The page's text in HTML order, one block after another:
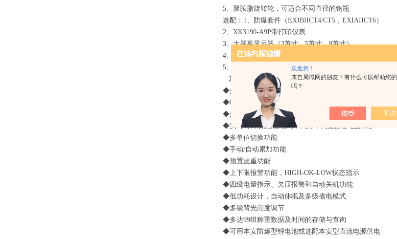
欢迎您！
来自局域网的朋友！有什么可以帮助您的
吗？
5、聚胺脂旋转轮，可适合不同直径的钢瓶
选配：1、防爆套件（EXIBIICT4/CT5，EXIAIICT6）
2、XK3190-A9P带打印仪表
3、大屏幕显示器（3英寸，5英寸，8英寸）
4、称重管理软件
5、防浪涌电源保护器、UPS不间断电源
基本功能：
◆多功能LCD显示窗
◆峰值保持、畜牧秤功能
◆外接串口打印功能
◆实时时钟功能,自动闰年闰月，内置自备电源保护
◆多单位切换功能
◆手动/自动累加功能
◆预置皮重功能
◆上下限报警功能，HIGH-OK-LOW状态指示
◆四级电量指示、欠压报警和自动关机功能
◆低功耗设计，自动休眠及多级省电模式
◆多级背光亮度调节
◆多达99组称重数据及时间的存储与查询
◆可用本安防爆型锂电池或选配本安型直流电源供电